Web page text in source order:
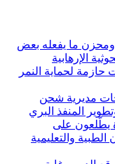
ومحزن ما يفعله بعض
الإرهابية
حازمة لحماية النمر
مديرية شحن
المنفذ البري
يطّلعون على
الطبية والتعليمية